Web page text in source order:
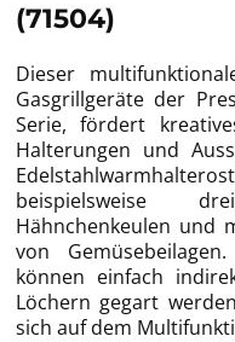
(71504)
Dieser
Gasgrillgeräte der
Serie, fördert
Halterungen und
beispielsweise
Hähnchenkeulen und
von
können einfach
Löchern gegart
sich auf dem